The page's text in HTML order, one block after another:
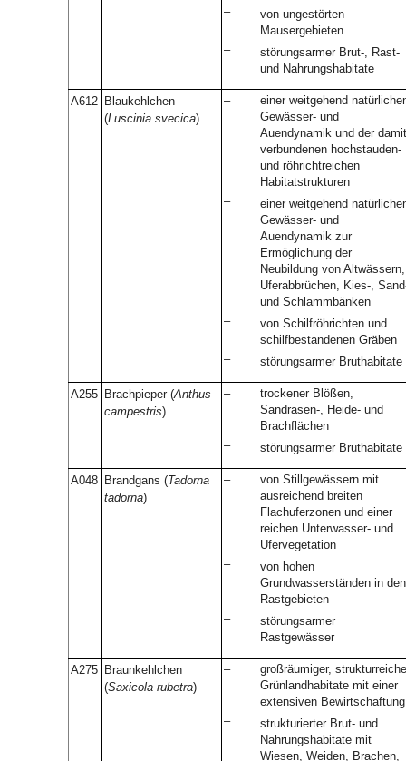
–
von ungestörten
Mausergebieten
–
störungsarmer Brut-, Rast-
und Nahrungshabitate
A612 Blaukehlchen
(Luscinia svecica)
–
einer weitgehend
Gewässer- und
Auendynamik und der damit
verbundenen hochstauden-
und röhrichtreichen
Habitatstrukturen
–
einer weitgehend
Gewässer- und
Auendynamik zur
Ermöglichung der
Neubildung von Altwässern,
Uferabbrüchen, Kies-,
und Schlammbänken
–
von Schilfröhrichten und
schilfbestandenen Gräben
–
störungsarmer Bruthabitate
A255 Brachpieper (Anthus
campestris)
–
trockener Blößen,
Sandrasen-, Heide- und
Brachflächen
–
störungsarmer Bruthabitate
A048 Brandgans (Tadorna
tadorna)
–
von Stillgewässern mit
ausreichend breiten
Flachuferzonen und einer
reichen Unterwasser- und
Ufervegetation
–
von hohen
Grundwasserständen in den
Rastgebieten
–
störungsarmer
Rastgewässer
A275 Braunkehlchen
(Saxicola rubetra)
–
großräumiger,
Grünlandhabitate mit einer
extensiven Bewirtschaftung
–
strukturierter Brut- und
Nahrungshabitate mit
Wiesen, Weiden, Brachen,